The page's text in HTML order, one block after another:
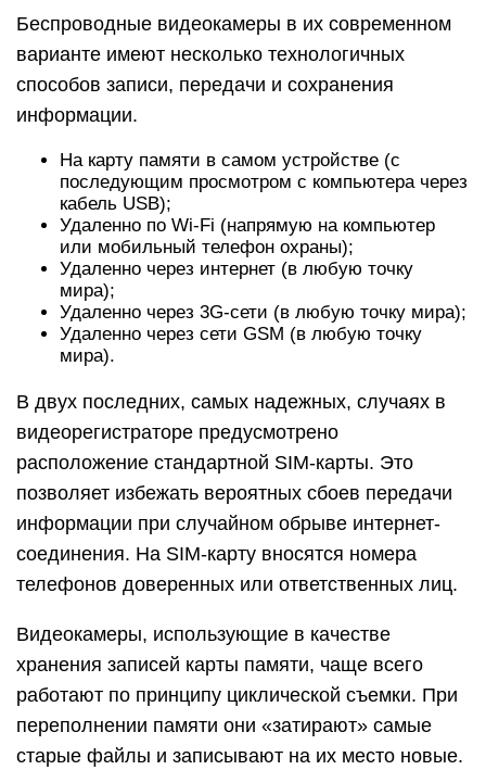
Беспроводные видеокамеры в их современном
варианте имеют несколько технологичных
способов записи, передачи и сохранения
информации.
На карту памяти в самом устройстве (с
последующим просмотром с компьютера через
кабель USB);
Удаленно по Wi-Fi (напрямую на компьютер
или мобильный телефон охраны);
Удаленно через интернет (в любую точку
мира);
Удаленно через 3G-сети (в любую точку мира);
Удаленно через сети GSM (в любую точку
мира).
В двух последних, самых надежных, случаях в
видеорегистраторе предусмотрено
расположение стандартной SIM-карты. Это
позволяет избежать вероятных сбоев передачи
информации при случайном обрыве интернет-
соединения. На SIM-карту вносятся номера
телефонов доверенных или ответственных лиц.
Видеокамеры, использующие в качестве
хранения записей карты памяти, чаще всего
работают по принципу циклической съемки. При
переполнении памяти они «затирают» самые
старые файлы и записывают на их место новые.